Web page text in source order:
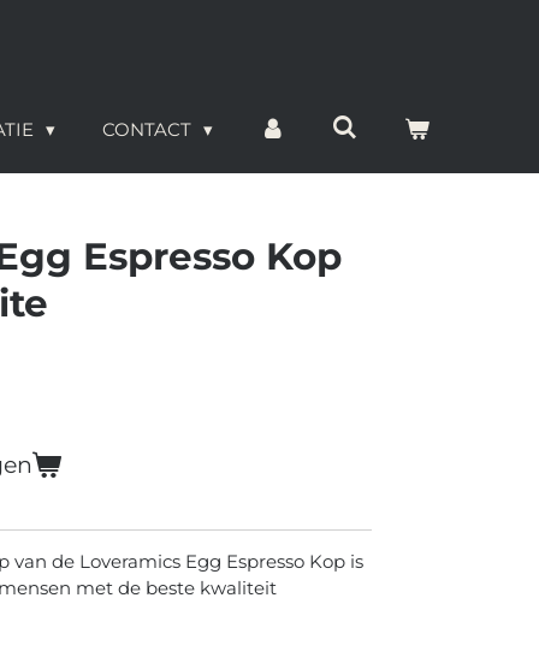
CONTACT
Espresso Kop
de Loveramics Egg Espresso Kop is
met de beste kwaliteit